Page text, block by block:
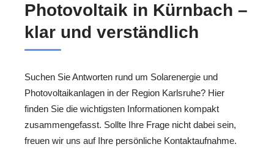
Photovoltaik in Kürnbach –
klar und verständlich
Suchen Sie Antworten rund um Solarenergie und
Photovoltaikanlagen in der Region Karlsruhe? Hier
finden Sie die wichtigsten Informationen kompakt
zusammengefasst. Sollte Ihre Frage nicht dabei sein,
freuen wir uns auf Ihre persönliche Kontaktaufnahme.